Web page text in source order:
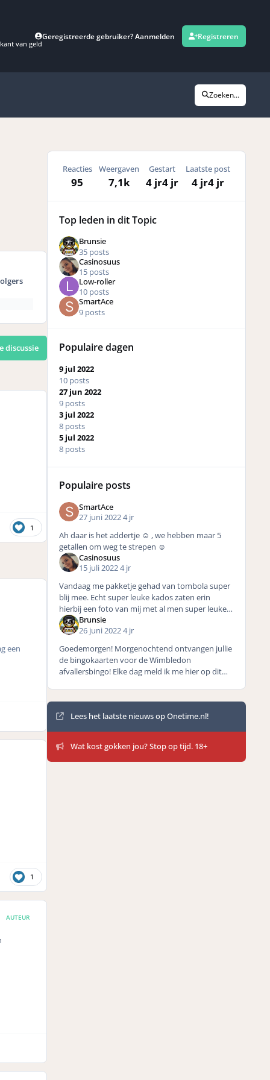
van geld
Geregistreerde gebruiker? Aanmelden Registreren
Zoeken...
discussie
1
een
1
AUTEUR
Reacties
95
Weergaven
7,1k
Gestart
4 jr4 jr
Laatste post
4 jr4 jr
Top leden in dit Topic
Brunsie
35 posts
Casinosuus
15 posts
Low-roller
10 posts
SmartAce
9 posts
Populaire dagen
9 jul 2022
10 posts
27 jun 2022
9 posts
3 jul 2022
8 posts
5 jul 2022
8 posts
Populaire posts
SmartAce
27 juni 20224 jr
Ah daar is het addertje ☺️ , we hebben maar 5
getallen om weg te strepen ☺️
Casinosuus
15 juli 20224 jr
Vandaag me pakketje gehad van tombola super
blij mee. Echt super leuke kados zaten erin
hierbij een foto van mij met al men super leuke
prijzen en mij in me nieuwe werkblouse met me
tombola thermos vo
Brunsie
26 juni 20224 jr
Goedemorgen! Morgenochtend ontvangen jullie
de bingokaarten voor de Wimbledon
afvallersbingo! Elke dag meld ik me hier op dit
Mededelingen
Lees het laatste nieuws op Onetime.nl!
Wat kost gokken jou? Stop op tijd. 18+